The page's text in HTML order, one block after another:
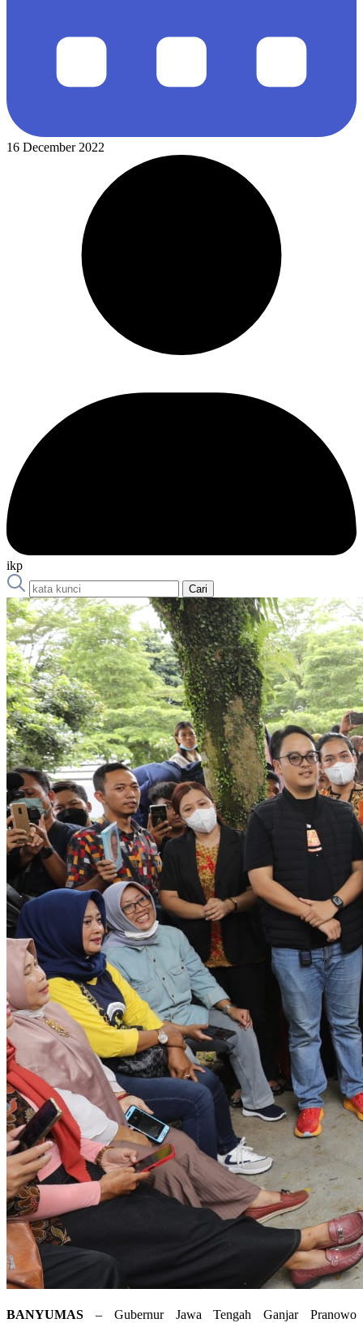
16 December 2022
ikp
Cari
BANYUMAS – Gubernur Jawa Tengah Ganjar Pranowo